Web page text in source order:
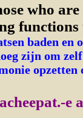
who
baden en
zijn om zelf
e